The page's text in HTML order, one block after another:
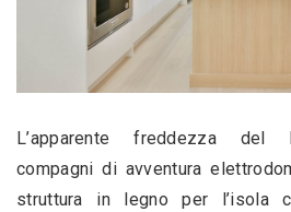
L’apparente freddezza
compagni di avventura
struttura in legno per l’isola